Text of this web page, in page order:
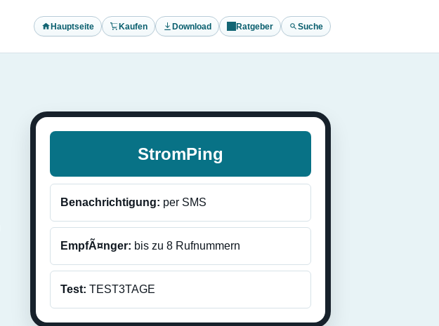
Hauptseite Kaufen Download Ratgeber Suche
StromPing
Benachrichtigung: per SMS
EmpfÃ¤nger: bis zu 8 Rufnummern
Test: TEST3TAGE